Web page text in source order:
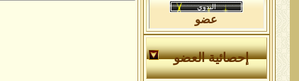
عضو
إحصائية العضو